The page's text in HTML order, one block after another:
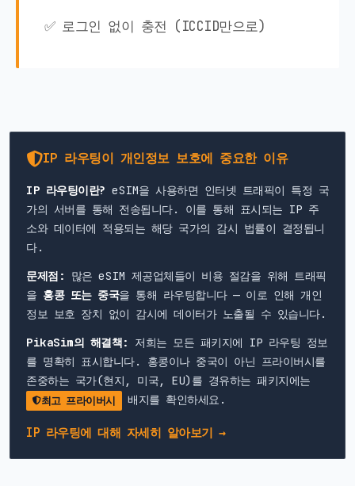
✅ 로그인 없이 충전 (ICCID만으로)
IP 라우팅이 개인정보 보호에 중요한 이유
IP 라우팅이란? eSIM을 사용하면 인터넷 트래픽이 특정 국
가의 서버를 통해 전송됩니다. 이를 통해 표시되는 IP 주
소와 데이터에 적용되는 해당 국가의 감시 법률이 결정됩니
다.
문제점: 많은 eSIM 제공업체들이 비용 절감을 위해 트래픽
을 홍콩 또는 중국을 통해 라우팅합니다 — 이로 인해 개인
정보 보호 장치 없이 감시에 데이터가 노출될 수 있습니다.
PikaSim의 해결책: 저희는 모든 패키지에 IP 라우팅 정보
를 명확히 표시합니다. 홍콩이나 중국이 아닌 프라이버시를
존중하는 국가(현지, 미국, EU)를 경유하는 패키지에는
최고 프라이버시 배지를 확인하세요.
IP 라우팅에 대해 자세히 알아보기 →